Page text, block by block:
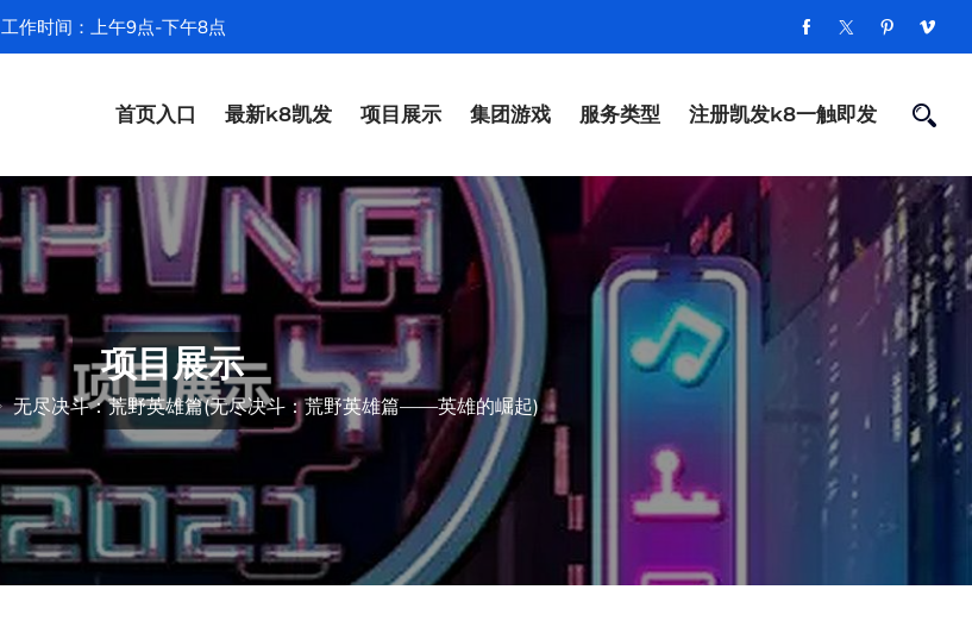
工作时间：上午9点-下午8点
首页入口 最新k8凯发 项目展示 集团游戏 服务类型 注册凯发k8一触即发
项目展示
无尽决斗：荒野英雄篇(无尽决斗：荒野英雄篇——英雄的崛起)